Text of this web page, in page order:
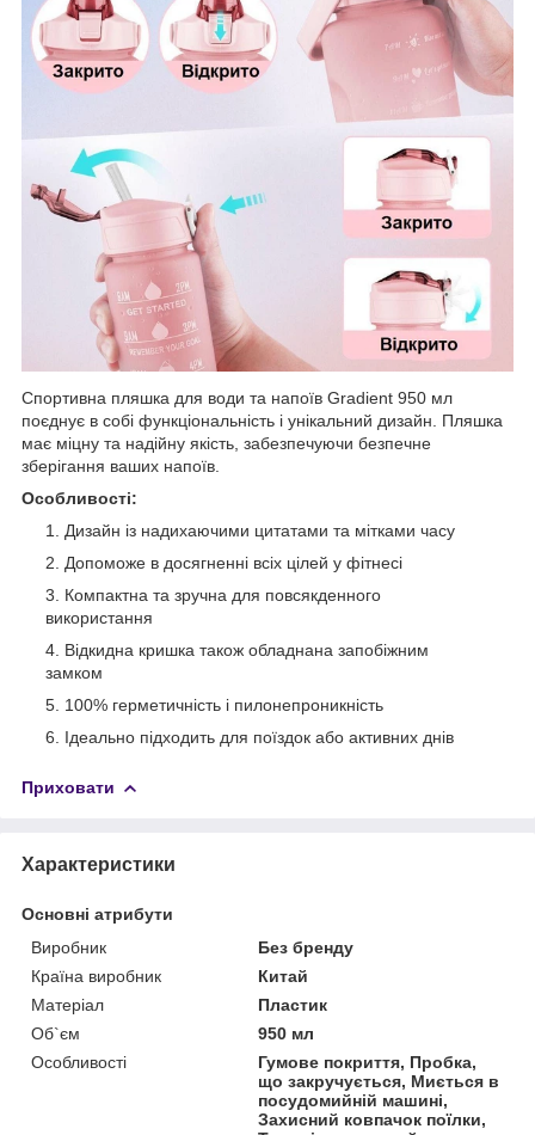
Спортивна пляшка для води та напоїв Gradient 950 мл
поєднує в собі функціональність і унікальний дизайн. Пляшка
має міцну та надійну якість, забезпечуючи безпечне
зберігання ваших напоїв.
Особливості:
Дизайн із надихаючими цитатами та мітками часу
Допоможе в досягненні всіх цілей у фітнесі
Компактна та зручна для повсякденного
використання
Відкидна кришка також обладнана запобіжним
замком
100% герметичність і пилонепроникність
Ідеально підходить для поїздок або активних днів
Приховати
Характеристики
Основні атрибути
Виробник
Без бренду
Країна виробник
Китай
Матеріал
Пластик
Об`єм
950 мл
Особливості
Гумове покриття, Пробка,
що закручується, Миється в
посудомийній машині,
Захисний ковпачок поїлки,